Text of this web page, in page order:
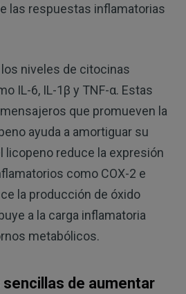
las respuestas inflamatorias
niveles de citocinas
IL-6, IL-1β y TNF-α. Estas
que promueven la
ayuda a amortiguar su
licopeno reduce la expresión
como COX-2 e
la producción de óxido
a la carga inflamatoria
metabólicos.
de aumentar